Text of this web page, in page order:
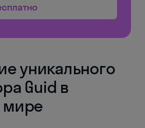
уникального
Guid в